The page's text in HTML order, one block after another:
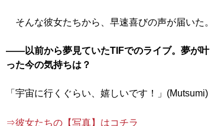
そんな彼女たちから、早速喜びの声が届いた。
――以前から夢見ていたTIFでのライブ。夢が叶
った今の気持ちは？
「宇宙に行くぐらい、嬉しいです！」(Mutsumi)
⇒彼女たちの【写真】はコチラ